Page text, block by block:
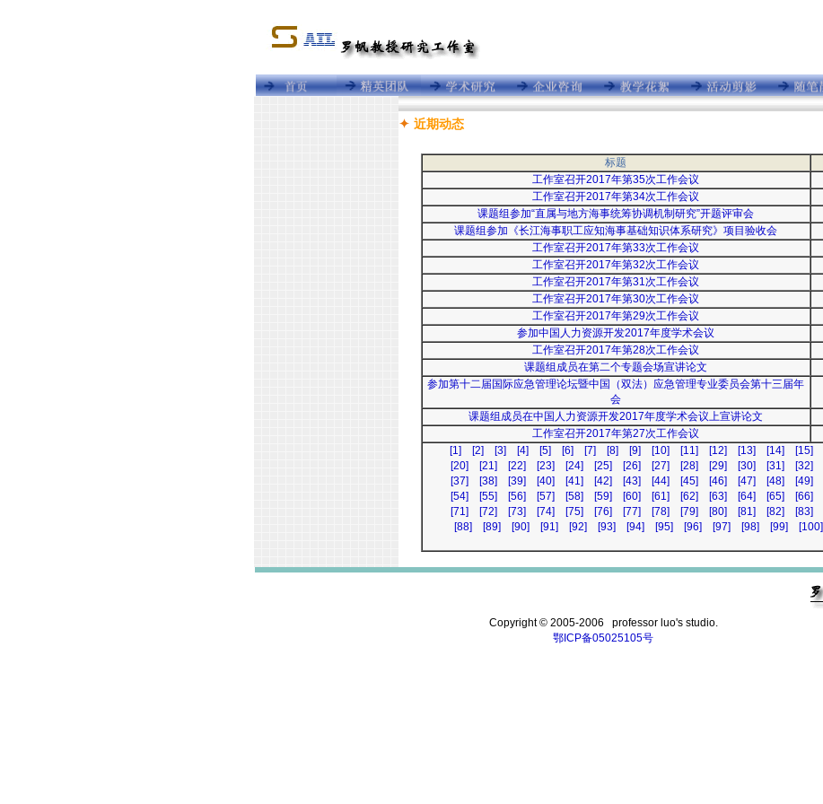
近期动态
标题
工作室召开2017年第35次工作会议
工作室召开2017年第34次工作会议
课题组参加“直属与地方海事统筹协调机制研究”开题评审会
课题组参加《长江海事职工应知海事基础知识体系研究》项目验收会
工作室召开2017年第33次工作会议
工作室召开2017年第32次工作会议
工作室召开2017年第31次工作会议
工作室召开2017年第30次工作会议
工作室召开2017年第29次工作会议
参加中国人力资源开发2017年度学术会议
工作室召开2017年第28次工作会议
课题组成员在第二个专题会场宣讲论文
参加第十二届国际应急管理论坛暨中国（双法）应急管理专业委员会第十三届年
会
课题组成员在中国人力资源开发2017年度学术会议上宣讲论文
工作室召开2017年第27次工作会议
[1]
[2] [3] [4] [5] [6] [7] [8] [9] [10] [11] [12] [13] [14] [15]
[20]
[21] [22] [23] [24] [25] [26] [27] [28] [29] [30] [31] [32]
[37]
[38] [39] [40] [41] [42] [43] [44] [45] [46] [47] [48] [49]
[54]
[55] [56] [57] [58] [59] [60] [61] [62] [63] [64] [65] [66]
[71]
[72] [73] [74] [75] [76] [77] [78] [79] [80] [81] [82] [83]
[88]
[89] [90] [91] [92] [93] [94] [95] [96] [97] [98] [99] [100]
Copyright © 2005-2006 professor luo's studio.
鄂ICP备05025105号